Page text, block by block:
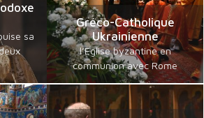
sa
Gréco-Catholique
Ukrainienne
l’Eglise byzantine en
communion avec Rome